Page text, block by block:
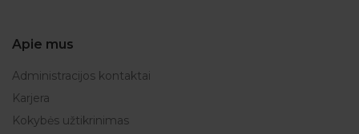
Apie mus
Administracijos kontaktai
Karjera
Kokybės užtikrinimas